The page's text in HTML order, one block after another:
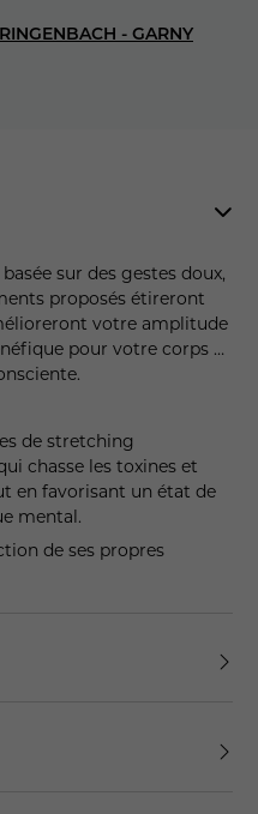
- GARNY
sur des gestes doux,
proposés étireront
votre amplitude
pour votre corps …
de stretching
chasse les toxines et
en favorisant un état de
mental.
de ses propres